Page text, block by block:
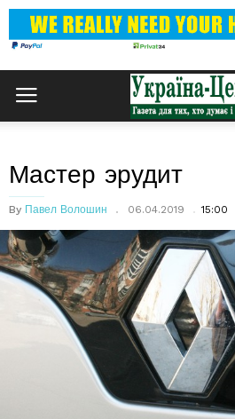
Мастер эрудит
By Павел Волошин 06.04.2019 15:00